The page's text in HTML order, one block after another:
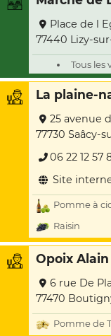
Place de l
77440 Lizy-
Tous les
La plaine-
25 avenue
77730 Saâcy-
06 22 12 57
Site
Pomme à
Raisin
Opoix Alain
6 rue De
77470
Pomme de